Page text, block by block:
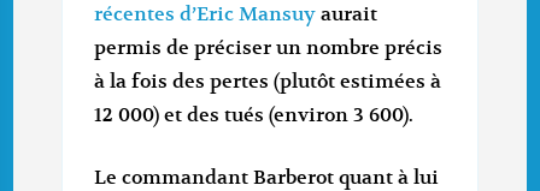
récentes d’Eric Mansuy aurait
permis de préciser un nombre précis
à la fois des pertes (plutôt estimées à
12 000) et des tués (environ 3 600).
Le commandant Barberot quant à lui